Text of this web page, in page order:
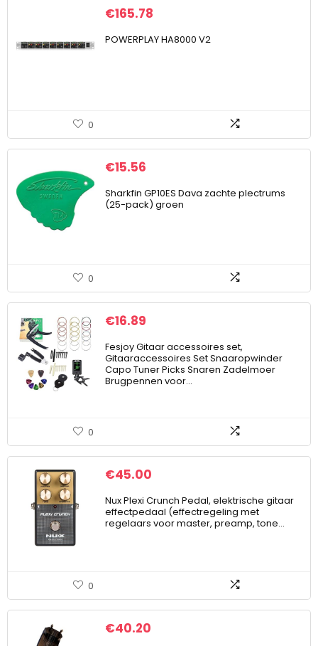
€165.78
POWERPLAY HA8000 V2
0
€15.56
Sharkfin GP10ES Dava zachte plectrums
(25-pack) groen
0
€16.89
Fesjoy Gitaar accessoires set,
Gitaaraccessoires Set Snaaropwinder
Capo Tuner Picks Snaren Zadelmoer
Brugpennen voor…
0
€45.00
Nux Plexi Crunch Pedal, elektrische gitaar
effectpedaal (effectregeling met
regelaars voor master, preamp, tone…
0
€40.20